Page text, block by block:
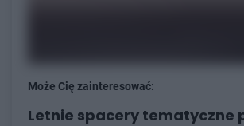
Może Cię zainteresować:
Letnie spacery tematyczne